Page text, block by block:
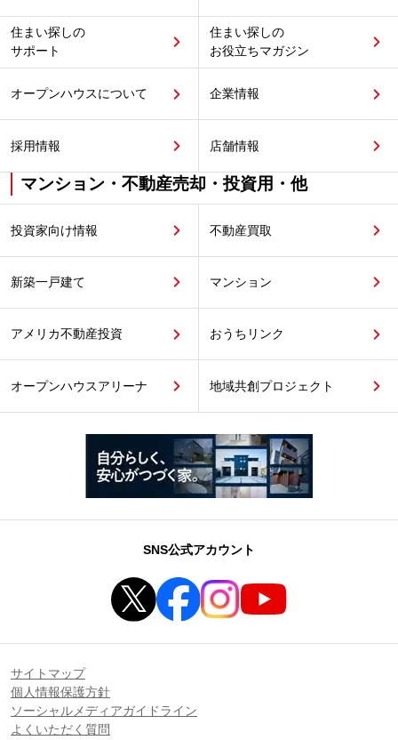
住まい探しの
サポート
住まい探しの
お役立ちマガジン
オープンハウスについて 企業情報
採用情報 店舗情報
マンション・不動産売却・投資用・他
投資家向け情報 不動産買取
新築一戸建て マンション
アメリカ不動産投資 おうちリンク
オープンハウスアリーナ 地域共創プロジェクト
SNS公式アカウント
サイトマップ
個人情報保護方針
ソーシャルメディアガイドライン
よくいただく質問